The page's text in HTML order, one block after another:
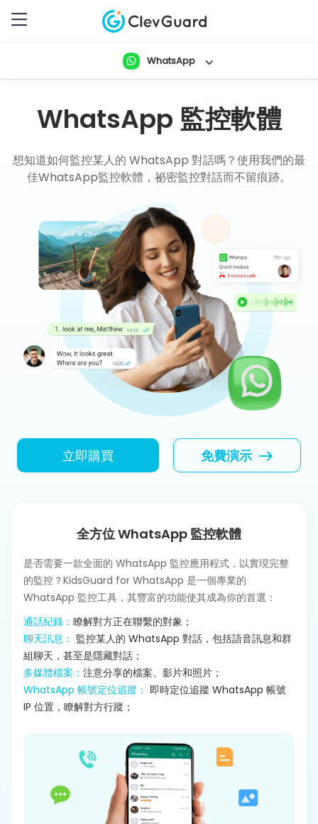
WhatsApp
WhatsApp 監控軟體
想知道如何監控某人的 WhatsApp 對話嗎？使用我們的最
佳WhatsApp監控軟體，祕密監控對話而不留痕跡。
立即購買 免費演示
全方位 WhatsApp 監控軟體
是否需要一款全面的 WhatsApp 監控應用程式，以實現完整
的監控？KidsGuard for WhatsApp 是一個專業的
WhatsApp 監控工具，其豐富的功能使其成為你的首選：
通話紀錄： 瞭解對方正在聯繫的對象；
聊天訊息： 監控某人的 WhatsApp 對話，包括語音訊息和群
組聊天，甚至是隱藏對話；
多媒體檔案： 注意分享的檔案、影片和照片；
WhatsApp 帳號定位追蹤： 即時定位追蹤 WhatsApp 帳號
IP 位置，瞭解對方行蹤；